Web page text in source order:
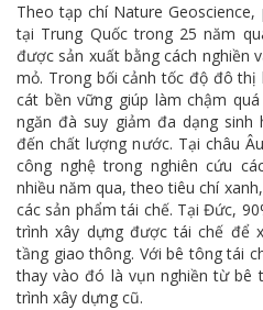
Theo tạp chí Nature
tại Trung Quốc trong 25 năm
được sản xuất bằng cách nghiền
mỏ. Trong bối cảnh tốc độ đô
cát bền vững giúp làm chậm
ngăn đà suy giảm đa dạng sinh
đến chất lượng nước. Tại châu
công nghệ trong nghiên cứu
nhiều năm qua, theo tiêu chí
các sản phẩm tái chế. Tại Đức,
trình xây dựng được tái chế để
tầng giao thông. Với bê tông tái
thay vào đó là vụn nghiền từ bê
trình xây dựng cũ.